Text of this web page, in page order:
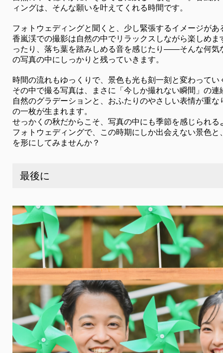
ィングは、そんな願いを叶えてくれる時間です。
フォトウェディングと聞くと、少し緊張するイメージがあ
香嵐渓での撮影は自然の中でリラックスしながら楽しめま
ったり、落ち葉を踏みしめる音を感じたり――そんな何気
の写真の中にしっかりと残っていきます。
時間の流れもゆっくりで、景色も光も刻一刻と変わってい
その中で撮る写真は、まさに「今しか撮れない瞬間」の連
自然のグラデーションと、おふたりのやさしい表情が重な
の一枚が生まれます。
せっかくの秋だからこそ、写真の中にも季節を感じられる
フォトウェディングで、この時期にしか出会えない景色と
を形にしてみませんか？
最後に